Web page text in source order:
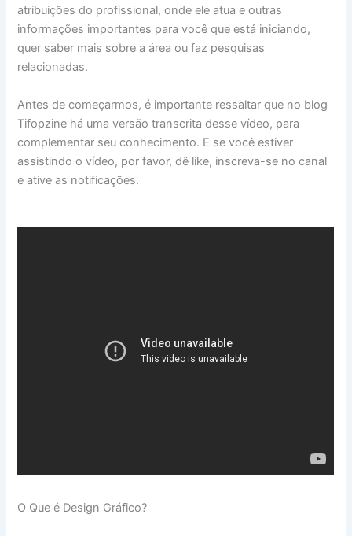
atribuições do profissional, onde ele atua e outras
informações importantes para você que está iniciando,
quer saber mais sobre a área ou faz pesquisas
relacionadas.
Antes de começarmos, é importante ressaltar que no blog
Tifopzine há uma versão transcrita desse vídeo, para
complementar seu conhecimento. E se você estiver
assistindo o vídeo, por favor, dê like, inscreva-se no canal
e ative as notificações.
O Que é Design Gráfico?